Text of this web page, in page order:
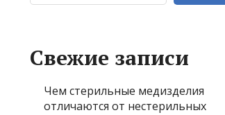
Свежие записи
Чем стерильные медизделия
отличаются от нестерильных